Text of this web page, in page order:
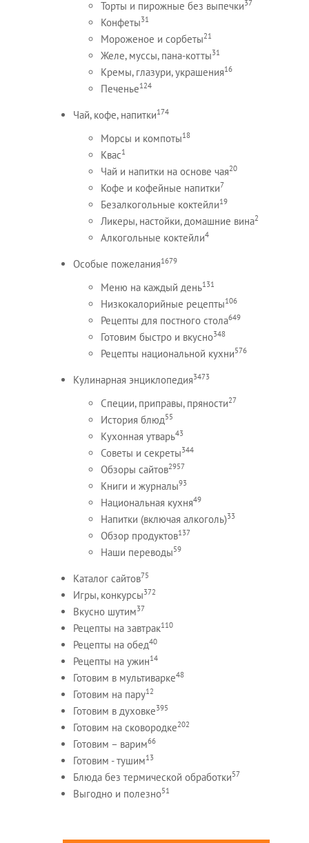
Торты и пирожные без выпечки37
Конфеты31
Мороженое и сорбеты21
Желе, муссы, пана-котты31
Кремы, глазури, украшения16
Печенье124
Чай, кофе, напитки174
Морсы и компоты18
Квас1
Чай и напитки на основе чая20
Кофе и кофейные напитки7
Безалкогольные коктейли19
Ликеры, настойки, домашние вина2
Алкогольные коктейли4
Особые пожелания1679
Меню на каждый день131
Низкокалорийные рецепты106
Рецепты для постного стола649
Готовим быстро и вкусно348
Рецепты национальной кухни576
Кулинарная энциклопедия3473
Специи, приправы, пряности27
История блюд55
Кухонная утварь43
Советы и секреты344
Обзоры сайтов2957
Книги и журналы93
Национальная кухня49
Напитки (включая алкоголь)33
Обзор продуктов137
Наши переводы59
Каталог сайтов75
Игры, конкурсы372
Вкусно шутим37
Рецепты на завтрак110
Рецепты на обед40
Рецепты на ужин14
Готовим в мультиварке48
Готовим на пару12
Готовим в духовке395
Готовим на сковородке202
Готовим – варим66
Готовим - тушим13
Блюда без термической обработки57
Выгодно и полезно51